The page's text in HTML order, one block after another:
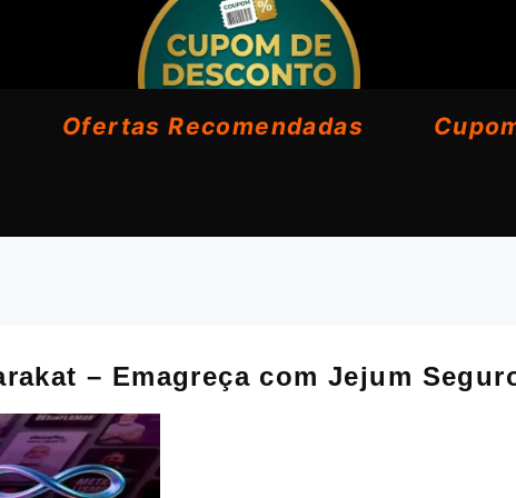
Ofertas Recomendadas
– Emagreça com Jejum